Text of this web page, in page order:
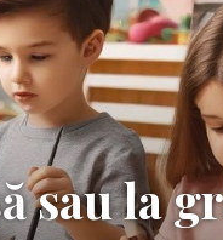
sau la